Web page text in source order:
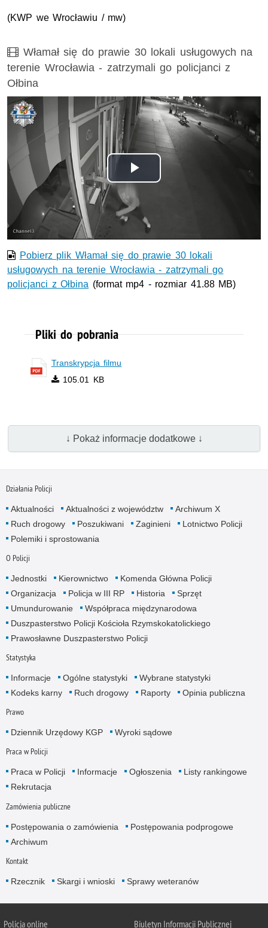
(KWP we Wrocławiu / mw)
Film
Włamał się do prawie 30 lokali usługowych na
terenie Wrocławia - zatrzymali go policjanci z
Ołbina
Odtwórz
wideo
Pobierz plik Włamał się do prawie 30 lokali
usługowych na terenie Wrocławia - zatrzymali go
policjanci z Ołbina (format mp4 - rozmiar 41.88 MB)
Pliki do pobrania
Transkrypcja filmu
105.01 KB
↓ Pokaż informacje dodatkowe ↓
Działania Policji
Aktualności Aktualności z województw
Archiwum X
Ruch drogowy
Poszukiwani Zaginieni
Lotnictwo Policji
Polemiki i sprostowania
O Policji
Jednostki Kierownictwo
Komenda Główna Policji
Organizacja
Policja w III RP Historia
Sprzęt
Umundurowanie
Współpraca międzynarodowa
Duszpasterstwo Policji Kościoła Rzymskokatolickiego
Prawosławne Duszpasterstwo Policji
Statystyka
Informacje Ogólne statystyki
Wybrane statystyki
Kodeks karny
Ruch drogowy Raporty Opinia publiczna
Prawo
Dziennik Urzędowy KGP Wyroki sądowe
Praca w Policji
Praca w Policji Informacje Ogłoszenia
Listy rankingowe
Rekrutacja
Zamówienia publiczne
Postępowania o zamówienia
Postępowania podprogowe
Archiwum
Kontakt
Rzecznik Skargi i wnioski Sprawy weteranów
Policjaonline Biuletyn Informacji Publicznej